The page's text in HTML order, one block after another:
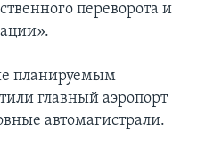
переворота и
планируемым
главный аэропорт
автомагистрали.